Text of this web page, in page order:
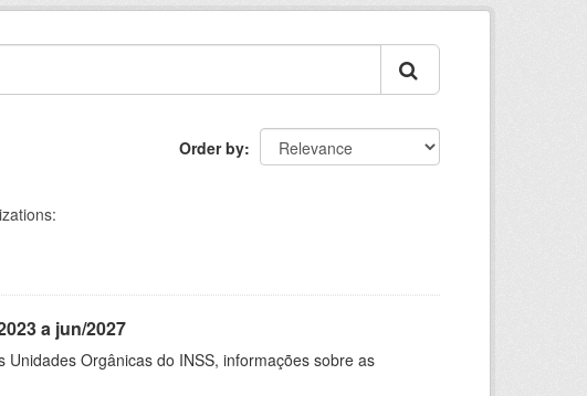
Order by
a jun/2027
Orgânicas do INSS, informações sobre as